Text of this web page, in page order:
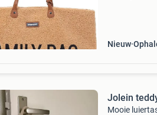
Nieuw
Jolein
Mooie